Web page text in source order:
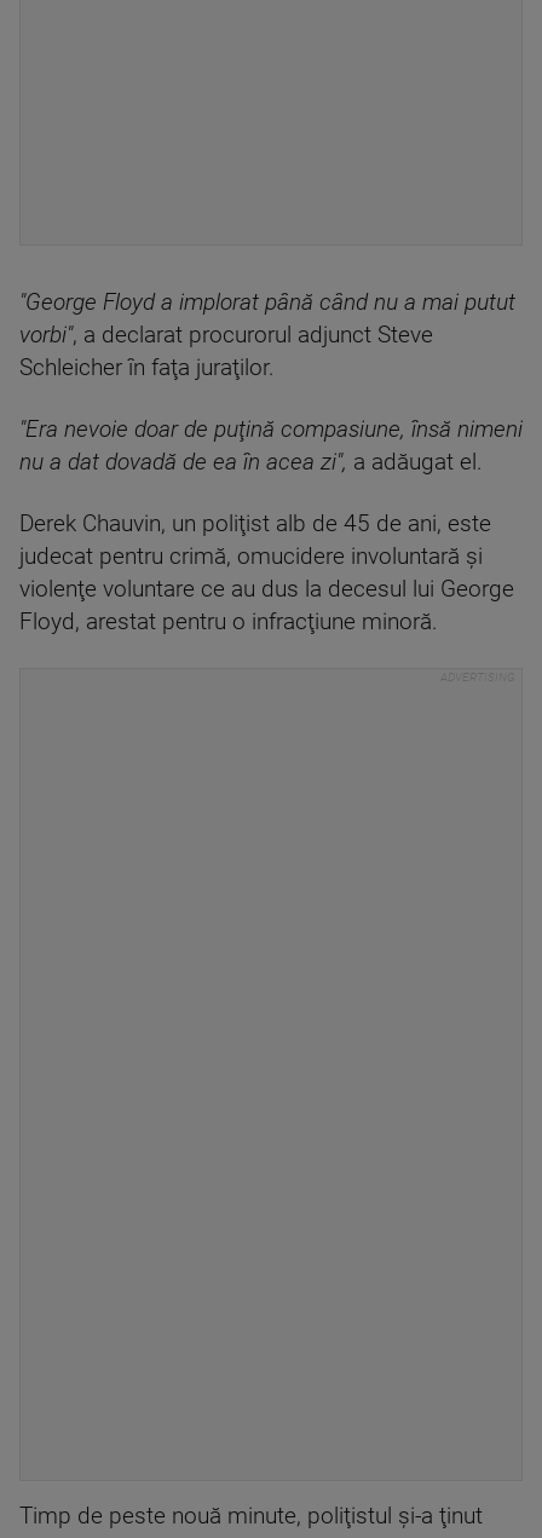
"George Floyd a implorat până când nu a mai putut
vorbi", a declarat procurorul adjunct Steve
Schleicher în faţa juraţilor.
"Era nevoie doar de puţină compasiune, însă nimeni
nu a dat dovadă de ea în acea zi", a adăugat el.
Derek Chauvin, un poliţist alb de 45 de ani, este
judecat pentru crimă, omucidere involuntară şi
violenţe voluntare ce au dus la decesul lui George
Floyd, arestat pentru o infracţiune minoră.
Timp de peste nouă minute, poliţistul şi-a ţinut